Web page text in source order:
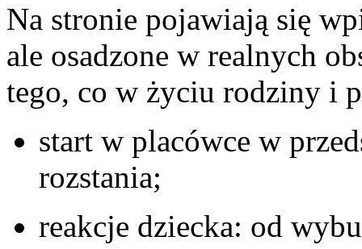
Na stronie pojawiają się
ale osadzone w realnych
tego, co w życiu rodziny i
start w placówce w
rozstania;
reakcje dziecka: od